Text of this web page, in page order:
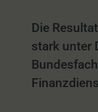
Die
stark unter